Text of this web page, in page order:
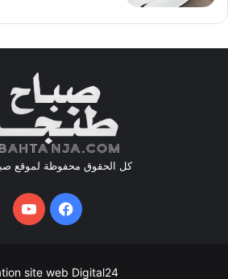
كل الحقوق محفوظة لموقع
فيسبوك
site web Digital24